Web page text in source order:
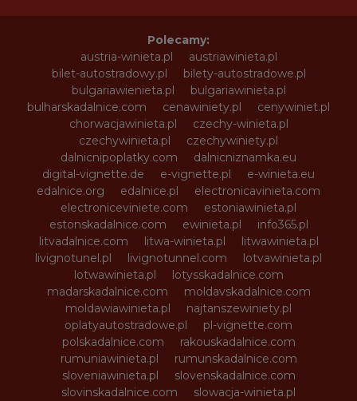
Polecamy:
austria-winieta.pl
austriawinieta.pl
bilet-autostradowy.pl
bilety-autostradowe.pl
bulgariawienieta.pl
bulgariawinieta.pl
bulharskadalnice.com
cenawiniety.pl
cenywiniet.pl
chorwacjawinieta.pl
czechy-winieta.pl
czechywinieta.pl
czechywiniety.pl
dalnicnipoplatky.com
dalnicniznamka.eu
digital-vignette.de
e-vignette.pl
e-winieta.eu
edalnice.org
edalnice.pl
electronicavinieta.com
electroniceviniete.com
estoniawinieta.pl
estonskadalnice.com
ewinieta.pl
info365.pl
litvadalnice.com
litwa-winieta.pl
litwawinieta.pl
livignotunel.pl
livignotunnel.com
lotvawinieta.pl
lotwawinieta.pl
lotysskadalnice.com
madarskadalnice.com
moldavskadalnice.com
moldawiawinieta.pl
najtanszewiniety.pl
oplatyautostradowe.pl
pl-vignette.com
polskadalnice.com
rakouskadalnice.com
rumuniawinieta.pl
rumunskadalnice.com
sloveniawinieta.pl
slovenskadalnice.com
slovinskadalnice.com
slowacja-winieta.pl